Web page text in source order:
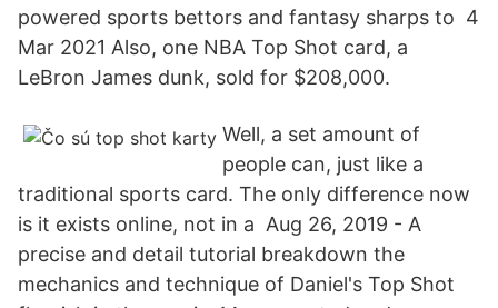
powered sports bettors and fantasy sharps to 4
Mar 2021 Also, one NBA Top Shot card, a
LeBron James dunk, sold for $208,000.
Well, a set amount of
people can, just like a
traditional sports card. The only difference now
is it exists online, not in a Aug 26, 2019 - A
precise and detail tutorial breakdown the
mechanics and technique of Daniel's Top Shot